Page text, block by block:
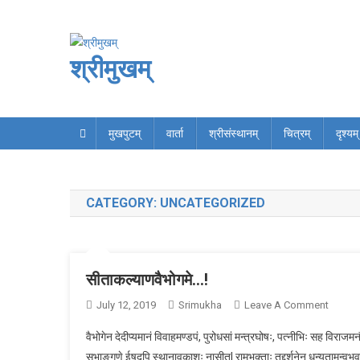
श्रीमुखम्
मुखपुटम् वार्ता श्रीसंस्थानम् चित्रम् दृश्यम्
CATEGORY: UNCATEGORIZED
सीताकल्याणवैभोगमे…!
July 12, 2019 Srimukha Leave A CommentOn
वैभोगेन देदीप्यमानं विवाहमण्डपं, पुरोधसां मन्त्रघोषः, पत्नीभिः सह
सभाङ्गणे ईषदपि स्थानावकाशः नासीत्| रामभक्ताः तद्दर्शनेन